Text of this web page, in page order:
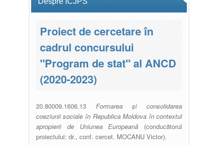
Proiect de cercetare în
cadrul concursului
"Program de stat" al ANCD
(2020-2023)
20.80009.1606.13 Formarea și consolidarea
coeziunii sociale în Republica Moldova în contextul
apropierii de Uniunea Europeană (conducătorul
proiectului: dr., conf. cercet. MOCANU Victor).